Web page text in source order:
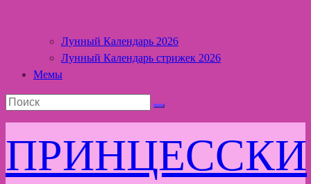
Лунный Календарь 2026
Лунный Календарь стрижек 2026
Мемы
ПРИНЦЕССКИ